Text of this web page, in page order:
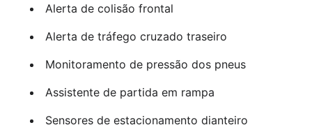
Alerta de colisão frontal
Alerta de tráfego cruzado traseiro
Monitoramento de pressão dos pneus
Assistente de partida em rampa
Sensores de estacionamento dianteiro